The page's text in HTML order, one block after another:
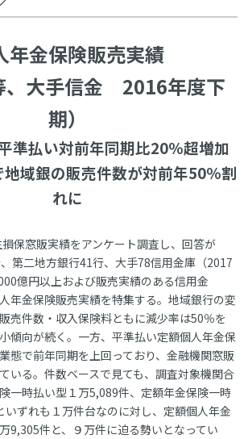
年金保険販売実績
、大手信金 2016年度下
期）
準払い対前年同期比20％超増加
域銀の販売件数が対前年50％割
れに
保窓販実績をアンケート調査し、回答が
第二地方銀行41行、大手78信用金庫（2017
億円以上および販売実績のある信用金
年金保険販売実績を特集する。地域銀行の変
売件数・収入保険料ともに減少率は50％を
傾向が続く。一方、平準払い定額個人年金保
態で前年同期を上回っており、金融機関窓販
いる。件数ベースで見ても、調査対象機関合
一時払い型１万5,089件、定額年金保険一時
ずれも１万件台なのに対し、定額個人年金
9,305件と、９万件に迫る勢いとなってい